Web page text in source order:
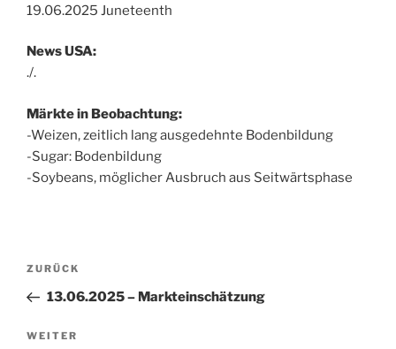
19.06.2025 Juneteenth
News USA:
./.
Märkte in Beobachtung:
-Weizen, zeitlich lang ausgedehnte Bodenbildung
-Sugar: Bodenbildung
-Soybeans, möglicher Ausbruch aus Seitwärtsphase
Beitragsnavigation
Vorheriger
Beitrag
ZURÜCK
13.06.2025 – Markteinschätzung
Nächster
WEITER